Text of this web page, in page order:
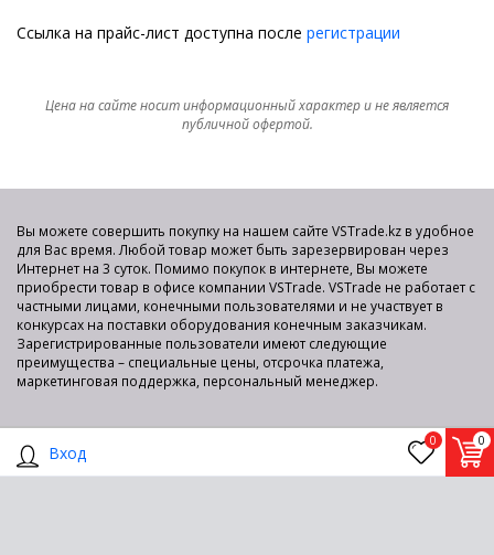
Вход
0 0
Ссылка на прайс-лист доступна после регистрации
Цена на сайте носит информационный характер и не является
публичной офертой.
Вы можете совершить покупку на нашем сайте VSTrade.kz в удобное
для Вас время. Любой товар может быть зарезервирован через
Интернет на 3 суток. Помимо покупок в интернете, Вы можете
приобрести товар в офисе компании VSTrade. VSTrade не работает с
частными лицами, конечными пользователями и не участвует в
конкурсах на поставки оборудования конечным заказчикам.
Зарегистрированные пользователи имеют следующие
преимущества – специальные цены, отсрочка платежа,
маркетинговая поддержка, персональный менеджер.